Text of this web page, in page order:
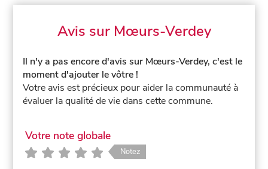
Avis sur Mœurs-Verdey
Il n'y a pas encore d'avis sur Mœurs-Verdey, c'est le
moment d'ajouter le vôtre !
Votre avis est précieux pour aider la communauté à
évaluer la qualité de vie dans cette commune.
Votre note globale
Notez